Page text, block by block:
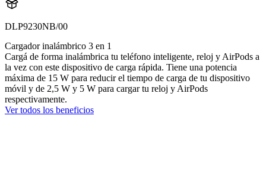
DLP9230NB/00
Cargador inalámbrico 3 en 1
Cargá de forma inalámbrica tu teléfono inteligente, reloj y AirPods a
la vez con este dispositivo de carga rápida. Tiene una potencia
máxima de 15 W para reducir el tiempo de carga de tu dispositivo
móvil y de 2,5 W y 5 W para cargar tu reloj y AirPods
respectivamente.
Ver todos los beneficios